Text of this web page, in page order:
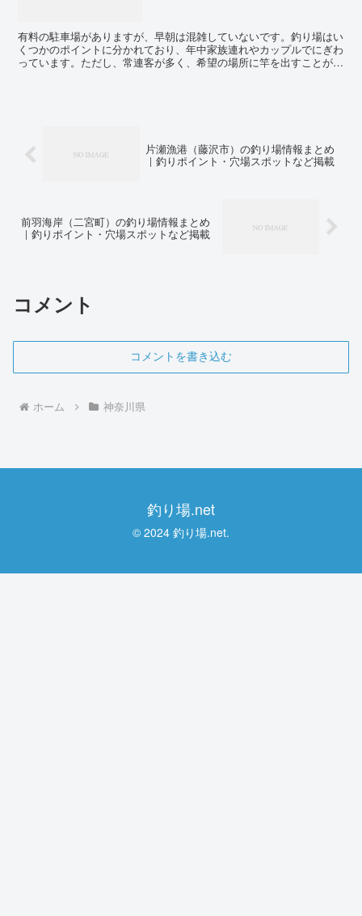
有料の駐車場がありますが、早朝は混雑していないです。釣り場はい
くつかのポイントに分かれており、年中家族連れやカップルでにぎわ
っています。ただし、常連客が多く、希望の場所に竿を出すことがで
片瀬漁港（藤沢市）の釣り場情報まとめ
｜釣りポイント・穴場スポットなど掲載
前羽海岸（二宮町）の釣り場情報まとめ
｜釣りポイント・穴場スポットなど掲載
コメント
コメントを書き込む
ホーム 神奈川県
釣り場.net
© 2024 釣り場.net.